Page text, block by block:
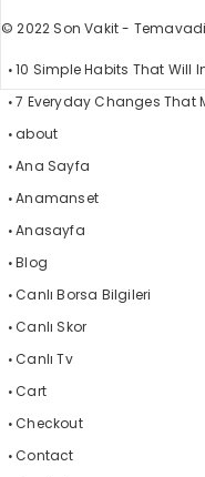
© 2022 Son Vakit -
10 Simple Habits That Will
7 Everyday Changes That
about
Ana Sayfa
Anamanset
Anasayfa
Blog
Canlı Borsa Bilgileri
Canlı Skor
Canlı Tv
Cart
Checkout
Contact